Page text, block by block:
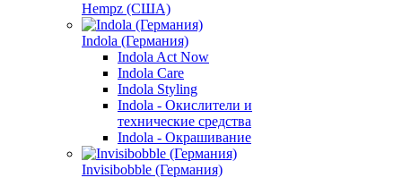
Hempz (США)
Indola (Германия)
Indola Act Now
Indola Care
Indola Styling
Indola - Окислители и
технические средства
Indola - Окрашивание
Invisibobble (Германия)